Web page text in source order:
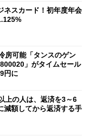
ネスカード！初年度年会
房可能「タンスのゲン
」がタイムセール
円に
上の人は、返済を3～6
減額してから返済する手